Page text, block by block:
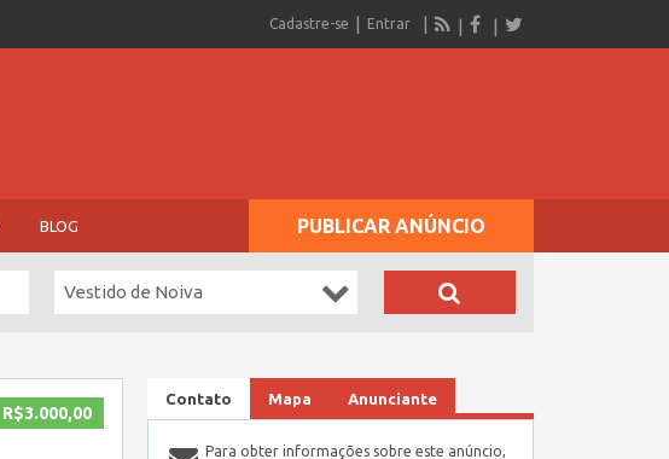
Cadastre-se Entrar
BLOG PUBLICAR ANÚNCIO
Vestido de Noiva
R$3.000,00
Contato Mapa Anunciante
Para obter informações sobre este anúncio,